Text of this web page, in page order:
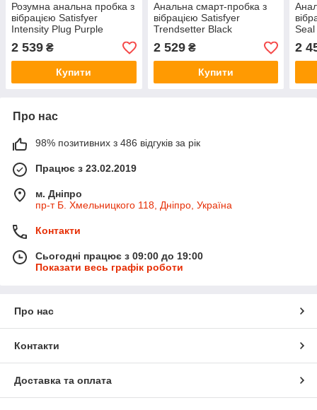
Розумна анальна пробка з
вібрацією Satisfyer
Intensity Plug Purple
2 539 ₴
Купити
Анальна смарт-пробка з
вібрацією Satisfyer
Trendsetter Black
2 529₴
Купити
2
Про нас
98% позитивних з 486 відгуків за рік
Працює з 23.02.2019
м. Дніпро
пр-т Б. Хмельницкого 118, Дніпро, Україна
Контакти
Сьогодні працює з 09:00 до 19:00
Показати весь графік роботи
Про нас
Контакти
Доставка та оплата